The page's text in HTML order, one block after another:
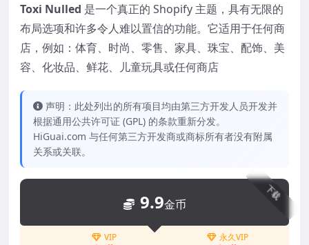
Toxi Nulled 是一个真正的 Shopify 主题，具有无限的
布局选项和许多令人难以置信的功能。它适用于任何商
店，例如：体育、时尚、零售、家具、珠宝、配饰、美
容、化妆品、鲜花、儿童玩具或任何商店
声明：此处列出的所有项目均由第三方开发人员开发并
根据通用公共许可证 (GPL) 的条款重新分发。
HiGuai.com 与任何第三方开发商或商标所有者没有附属
关系或关联。
下载
9.9金币
VIP 永久VIP